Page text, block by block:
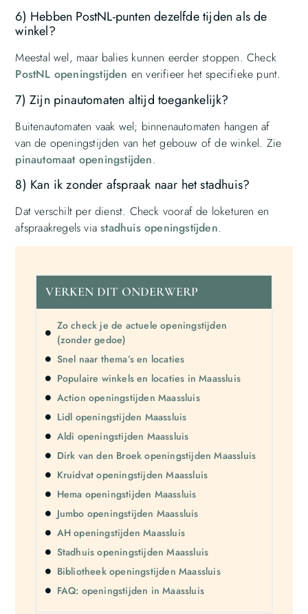
6) Hebben PostNL-punten dezelfde tijden als de
winkel?
Meestal wel, maar balies kunnen eerder stoppen. Check
PostNL openingstijden en verifieer het specifieke punt.
7) Zijn pinautomaten altijd toegankelijk?
Buitenautomaten vaak wel; binnenautomaten hangen af
van de openingstijden van het gebouw of de winkel. Zie
pinautomaat openingstijden.
8) Kan ik zonder afspraak naar het stadhuis?
Dat verschilt per dienst. Check vooraf de loketuren en
afspraakregels viastadhuis openingstijden.
VERKEN DIT ONDERWERP
Zo check je de actuele openingstijden
(zonder gedoe)
Snel naar thema’s en locaties
Populaire winkels en locaties in Maassluis
Action openingstijden Maassluis
Lidl openingstijden Maassluis
Aldi openingstijden Maassluis
Dirk van den Broek openingstijden Maassluis
Kruidvat openingstijden Maassluis
Hema openingstijden Maassluis
Jumbo openingstijden Maassluis
AH openingstijden Maassluis
Stadhuis openingstijden Maassluis
Bibliotheek openingstijden Maassluis
FAQ: openingstijden in Maassluis